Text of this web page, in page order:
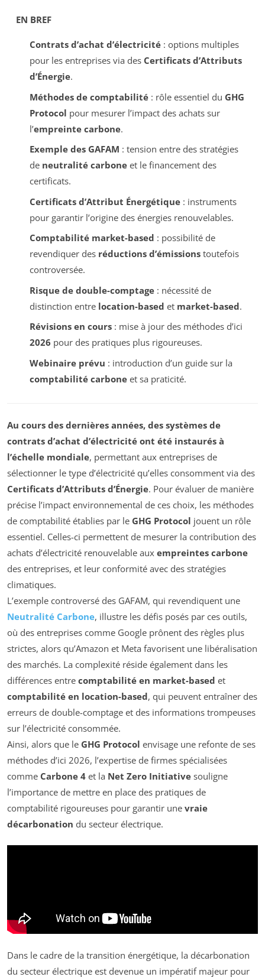
EN BREF
Contrats d’achat d’électricité: options multiples
pour les entreprises via des Certificats d’Attributs
d’Énergie.
Méthodes de comptabilité: rôle essentiel du GHG
Protocol pour mesurer l’impact des achats sur
l’empreinte carbone.
Exemple des GAFAM : tension entre des stratégies
de neutralité carboneet le financement des
certificats.
Certificats d’Attribut Énergétique: instruments
pour garantir l’origine des énergies renouvelables.
Comptabilité market-based : possibilité de
revendiquer des réductions d’émissionstoutefois
controversée.
Risque de double-comptage: nécessité de
distinction entre location-based et market-based.
Révisions en cours: mise à jour des méthodes d’ici
2026 pour des pratiques plus rigoureuses.
Webinaire prévu : introduction d’un guide sur la
comptabilité carboneet sa praticité.
Au cours des dernières années, des systèmes de
contrats d’achat d’électricité ont été instaurés à
l’échelle mondiale, permettant aux entreprises de
sélectionner le type d’électricité qu’elles consomment via des
Certificats d’Attributs d’Énergie. Pour évaluer de manière
précise l’impact environnemental de ces choix, les méthodes
de comptabilité établies par le GHG Protocol jouent un rôle
essentiel. Celles-ci permettent de mesurer la contribution des
achats d’électricité renouvelable aux empreintes carbone
des entreprises, et leur conformité avec des stratégies
climatiques.
L’exemple controversé des GAFAM, qui revendiquent une
Neutralité Carbone, illustre les défis posés par ces outils,
où des entreprises comme Google prônent des règles plus
strictes, alors qu’Amazon et Meta favorisent une libéralisation
des marchés. La complexité réside également dans les
différences entre comptabilité en market-based et
comptabilité en location-based, qui peuvent entraîner des
erreurs de double-comptage et des informations trompeuses
sur l’électricité consommée.
Ainsi, alors que le GHG Protocol envisage une refonte de ses
méthodes d’ici 2026, l’expertise de firmes spécialisées
comme Carbone 4 et la Net Zero Initiative souligne
l’importance de mettre en place des pratiques de
comptabilité rigoureuses pour garantir une vraie
décarbonation du secteur électrique.
Dans le cadre de la transition énergétique, la décarbonation
du secteur électrique est devenue un impératif majeur pour